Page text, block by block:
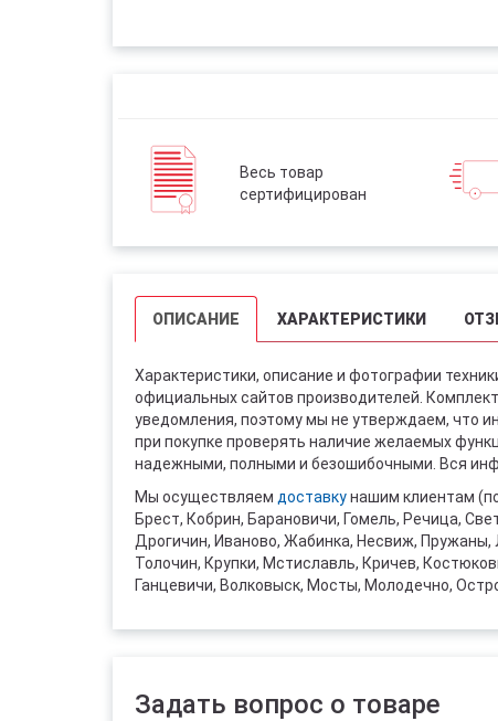
Весь товар
сертифицирован
ОПИСАНИЕ ХАРАКТЕРИСТИКИ
Характеристики, описание и фотографии
официальных сайтов производителей.
уведомления, поэтому мы не утверждаем, что
при покупке проверять наличие желаемых
надежными, полными и безошибочными. Вся
Мы осуществляем доставкунашим клиентам
Брест, Кобрин, Барановичи, Гомель, Речица,
Дрогичин, Иваново, Жабинка, Несвиж, Пружаны,
Толочин, Крупки, Мстиславль, Кричев,
Ганцевичи, Волковыск, Мосты, Молодечно,
Задать вопрос о товаре